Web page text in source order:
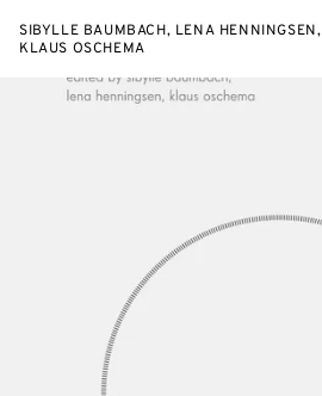
SIBYLLE BAUMBACH, LENA HENNINGSEN,
KLAUS OSCHEMA